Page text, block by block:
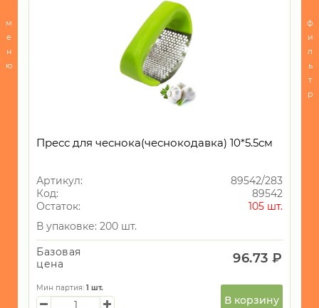
приготовления
-
Кухонные
принадлежности
Хранение
БЫТОВАЯ
ТЕХНИКА
ИГРУШКИ
ИНТЕРЬЕР
м
е
н
ю
Пресс для чеснока(чеснокодавка) 10*5.5см
Артикул:
89542/283
Код:
89542
Остаток:
105 шт.
В упаковке: 200 шт.
Базовая
цена
96.73 ₽
Мин партия: 1 шт.
В корзину
ф
и
л
ь
т
р